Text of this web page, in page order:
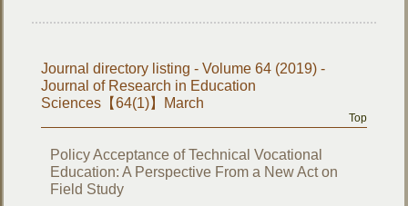
Journal directory listing - Volume 64 (2019) -
Journal of Research in Education
Sciences【64(1)】March
Top
Policy Acceptance of Technical Vocational
Education: A Perspective From a New Act on
Field Study